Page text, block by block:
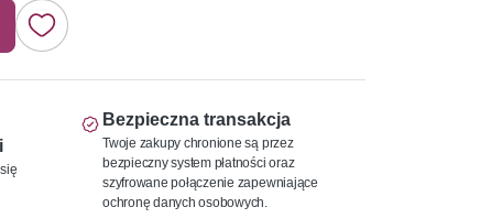
Bezpieczna transakcja
Twoje zakupy chronione są przez
bezpieczny system płatności oraz
szyfrowane połączenie zapewniające
ochronę danych osobowych.